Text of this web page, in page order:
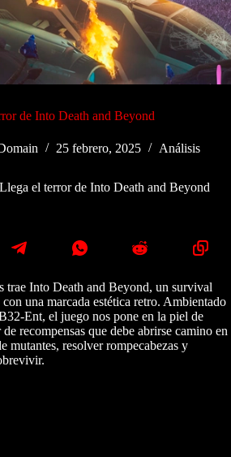
de Into Death and Beyond
25 febrero, 2025 Análisis
Llega el terror de Into Death and Beyond
trae Into Death and Beyond, un survival
una marcada estética retro. Ambientado
Ent, el juego nos pone en la piel de
recompensas que debe abrirse camino en
mutantes, resolver rompecabezas y